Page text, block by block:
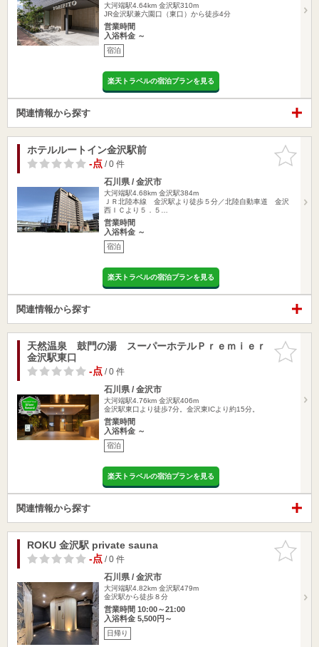
大河端駅4.64km 金沢駅310m
JR金沢駅兼六園口（東口）から徒歩4分
営業時間
入浴料金 ～
宿泊
楽天トラベルの宿泊プランを見る
関連情報から探す
お気に入
りに追加
ホテルルートイン金沢駅前
-点/ 0 件
石川県 / 金沢市
大河端駅4.68km 金沢駅384m
ＪＲ北陸本線 金沢駅より徒歩５分／北陸自動車道 金沢
西ＩＣより５．５…
営業時間
入浴料金 ～
宿泊
楽天トラベルの宿泊プランを見る
関連情報から探す
お気に入
りに追加
天然温泉 鼓門の湯 スーパーホテルＰｒｅｍｉｅｒ
金沢駅東口
-点/ 0 件
石川県 / 金沢市
大河端駅4.76km 金沢駅406m
金沢駅東口より徒歩7分。金沢東ICより約15分。
営業時間
入浴料金 ～
宿泊
楽天トラベルの宿泊プランを見る
関連情報から探す
お気に入
りに追加
ROKU 金沢駅 private sauna
-点/ 0 件
石川県 / 金沢市
大河端駅4.82km 金沢駅479m
金沢駅から徒歩８分
営業時間 10:00～21:00
入浴料金 5,500円～
日帰り